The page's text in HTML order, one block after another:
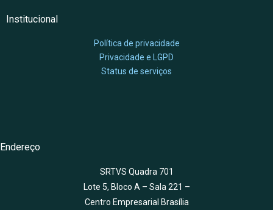
Institucional
Política de privacidade
Privacidade e LGPD
Status de serviços
Endereço
SRTVS Quadra 701
Lote 5, Bloco A – Sala 221 –
Centro Empresarial Brasília